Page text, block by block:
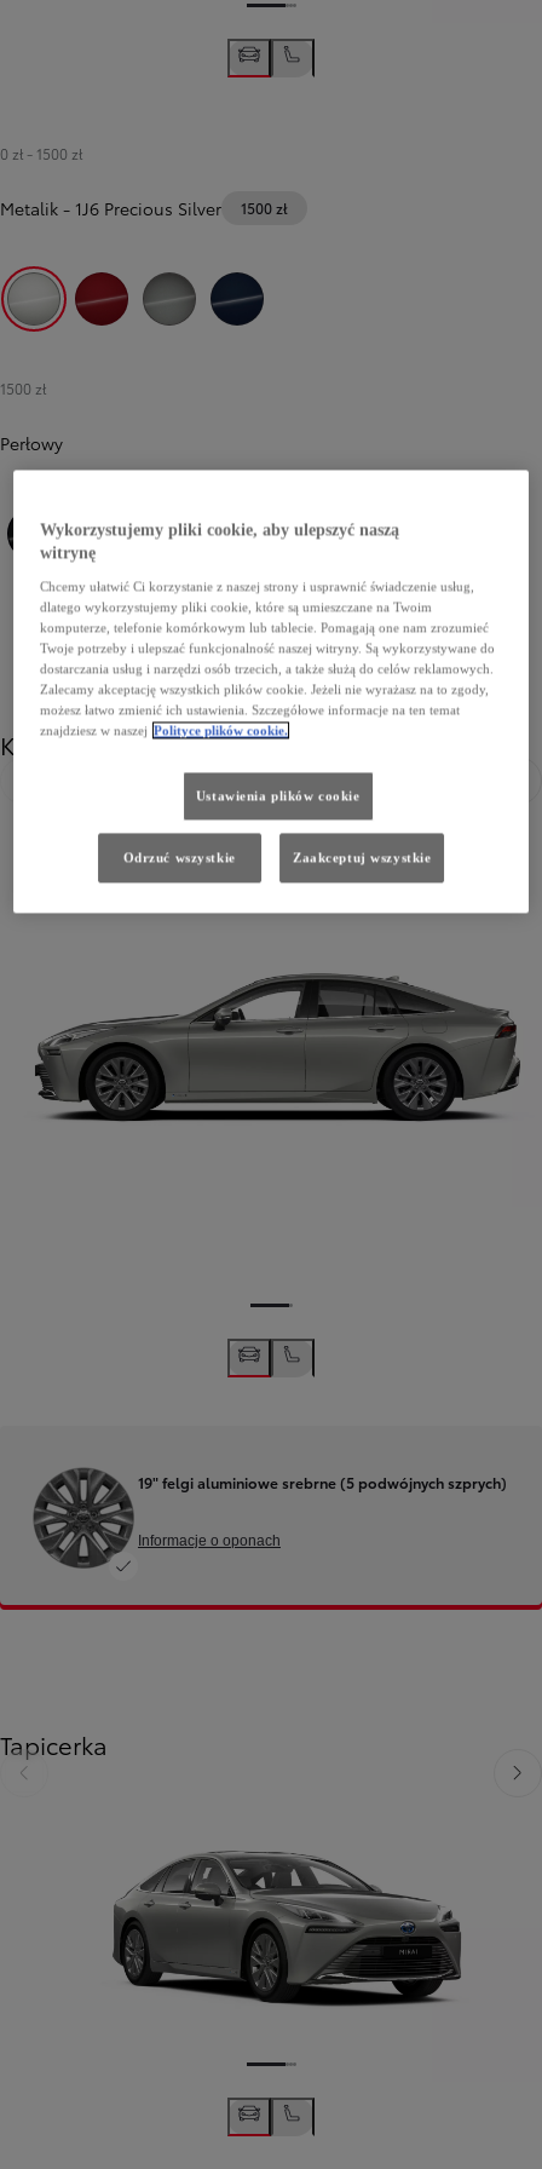
0 zł - 1500 zł
Metalik - 1J6 Precious Silver 1500 zł
1J6 Precious Silver
1500 zł
Perłowy
219 Precious Black
Koła
19" felgi aluminiowe srebrne (5 podwójnych szprych)
Informacje o oponach
Tapicerka
Poprzedni
Wykorzystujemy pliki cookie, aby ulepszyć naszą
witrynę
Chcemy ułatwić Ci korzystanie z naszej strony i usprawnić świadczenie usług,
dlatego wykorzystujemy pliki cookie, które są umieszczane na Twoim
komputerze, telefonie komórkowym lub tablecie. Pomagają one nam zrozumieć
Twoje potrzeby i ulepszać funkcjonalność naszej witryny. Są wykorzystywane do
dostarczania usług i narzędzi osób trzecich, a także służą do celów reklamowych.
Zalecamy akceptację wszystkich plików cookie. Jeżeli nie wyrażasz na to zgody,
możesz łatwo zmienić ich ustawienia. Szczegółowe informacje na ten temat
znajdziesz w naszej Polityce plików cookie.
Ustawienia plików cookie
Odrzuć wszystkie Zaakceptuj wszystkie